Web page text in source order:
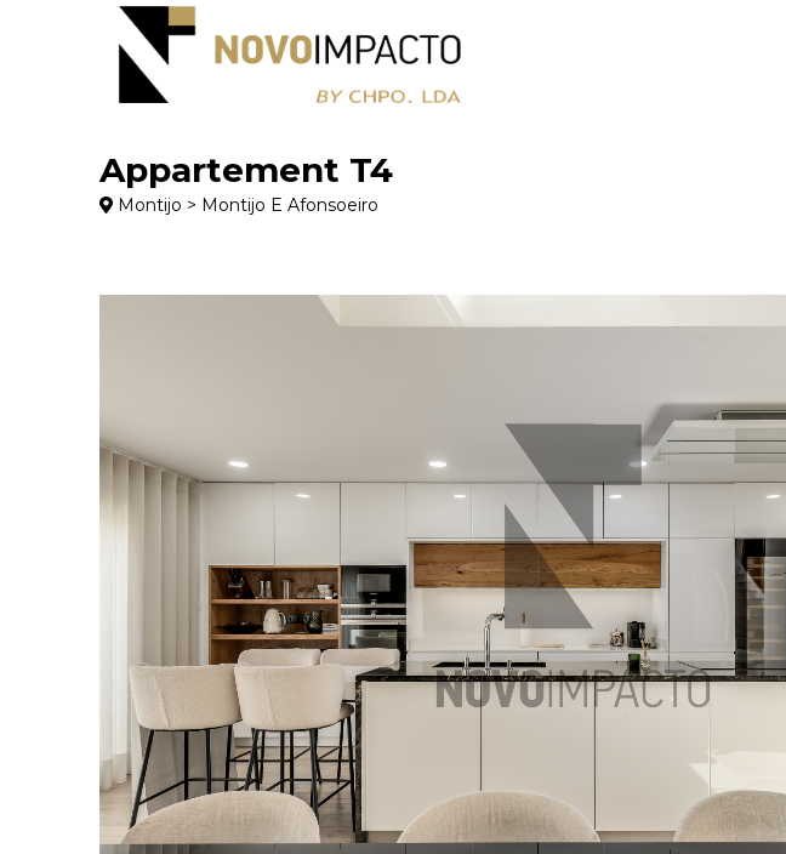
Appartement T4
Montijo > Montijo E Afonsoeiro